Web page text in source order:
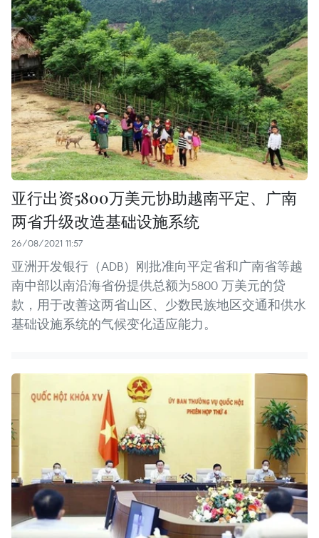
亚行出资5800万美元协助越南平定、广南
两省升级改造基础设施系统
26/08/2021 11:57
亚洲开发银行（ADB）刚批准向平定省和广南省等越
南中部以南沿海省份提供总额为5800 万美元的贷
款，用于改善这两省山区、少数民族地区交通和供水
基础设施系统的气候变化适应能力。